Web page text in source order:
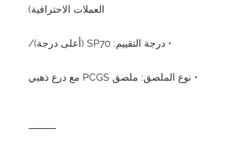
العملات الاحترافية)
• درجة التقييم: SP70 (أعلى درجة)/
• نوع الملصق: ملصق PCGS مع درع ذهبي
⸻